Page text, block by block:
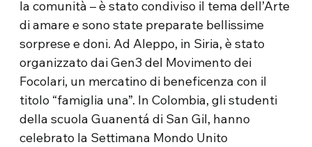
la comunità – è stato condiviso il tema dell’Arte
di amare e sono state preparate bellissime
sorprese e doni. Ad Aleppo, in Siria, è stato
organizzato dai Gen3 del Movimento dei
Focolari, un mercatino di beneficenza con il
titolo “famiglia una”. In Colombia, gli studenti
della scuola Guanentá di San Gil, hanno
celebrato la Settimana Mondo Unito